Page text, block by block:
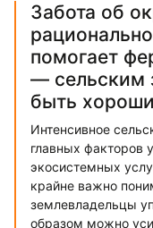
Забота об
помогает
— сельским
быть
Интенсивное
главных факторов
экосистемных
крайне важно
землевладельцы
образом можно